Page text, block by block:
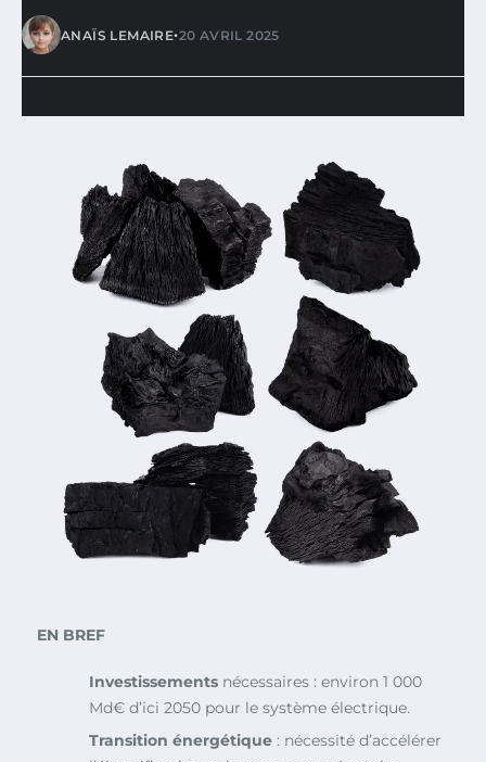
ANAÏS LEMAIRE•20 AVRIL 2025
EN BREF
Investissements nécessaires : environ 1 000
Md€ d’ici 2050 pour le système électrique.
Transition énergétique : nécessité d’accélérer